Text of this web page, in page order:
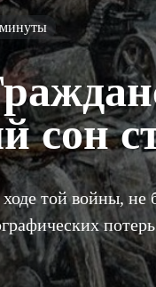
сон
той войны, не